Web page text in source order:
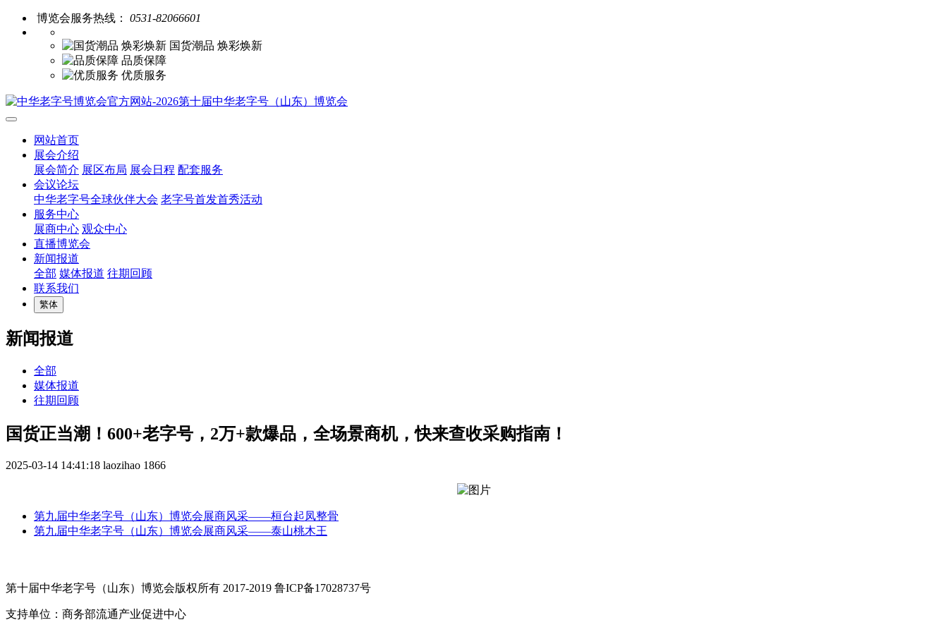
博览会服务热线： 0531-82066601
国货潮品 焕彩焕新
品质保障
优质服务
网站首页
展会介绍
展会简介 展区布局 展会日程 配套服务
会议论坛
中华老字号全球伙伴大会 老字号首发首秀活动
服务中心
展商中心 观众中心
直播博览会
新闻报道
全部 媒体报道 往期回顾
联系我们
繁体
新闻报道
全部
媒体报道
往期回顾
国货正当潮！600+老字号，2万+款爆品，全场景商机，快来查收采购指南！
2025-03-14 14:41:18 laozihao 1866
第九届中华老字号（山东）博览会展商风采——桓台起凤整骨
第九届中华老字号（山东）博览会展商风采——泰山桃木王
第十届中华老字号（山东）博览会版权所有 2017-2019 鲁ICP备17028737号
支持单位：商务部流通产业促进中心